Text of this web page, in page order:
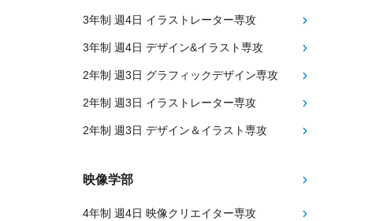
3年制 週4日 イラストレーター専攻
3年制 週4日 デザイン&イラスト専攻
2年制 週3日 グラフィックデザイン専攻
2年制 週3日 イラストレーター専攻
2年制 週3日 デザイン＆イラスト専攻
映像学部
4年制 週4日 映像クリエイター専攻